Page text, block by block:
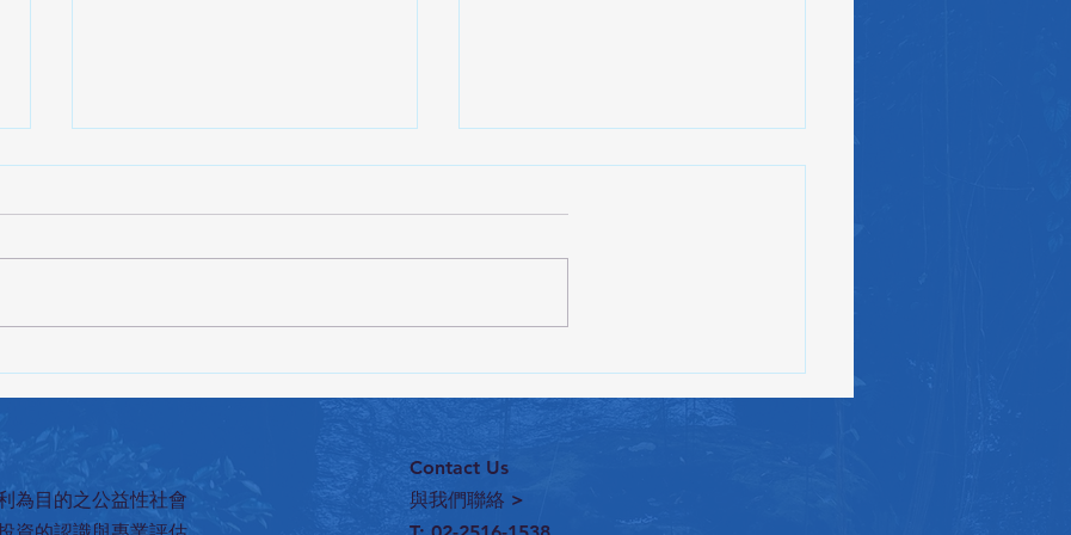
地產詐騙
題」講座
為目的之公益性社會
Contact Us
與我們聯絡 >